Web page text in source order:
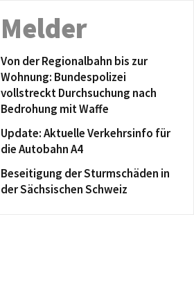
Melder
Von der Regionalbahn bis zur
Wohnung: Bundespolizei
vollstreckt Durchsuchung nach
Bedrohung mit Waffe
Update: Aktuelle Verkehrsinfo für
die Autobahn A4
Beseitigung der Sturmschäden in
der Sächsischen Schweiz